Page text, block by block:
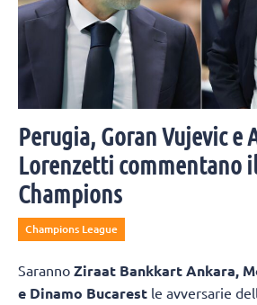
Perugia, Goran Vujevic e
Lorenzetti commentano
Champions
Champions League
Saranno Ziraat Bankkart Ankara,
e Dinamo Bucarest le avversarie